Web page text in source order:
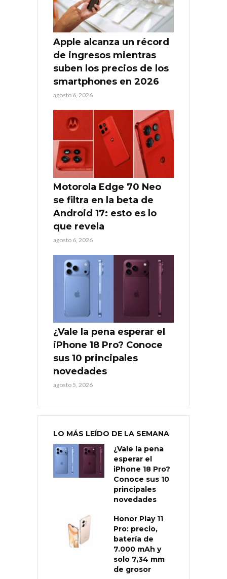
Apple alcanza un récord
de ingresos mientras
suben los precios de los
smartphones en 2026
agosto 6, 2026
Motorola Edge 70 Neo
se filtra en la beta de
Android 17: esto es lo
que revela
agosto 6, 2026
¿Vale la pena esperar el
iPhone 18 Pro? Conoce
sus 10 principales
novedades
agosto 5, 2026
LO MÁS LEÍDO DE LA SEMANA
¿Vale la pena
esperar el
iPhone 18 Pro?
Conoce sus 10
principales
novedades
Honor Play 11
Pro: precio,
batería de
7.000 mAh y
solo 7,34 mm
de grosor